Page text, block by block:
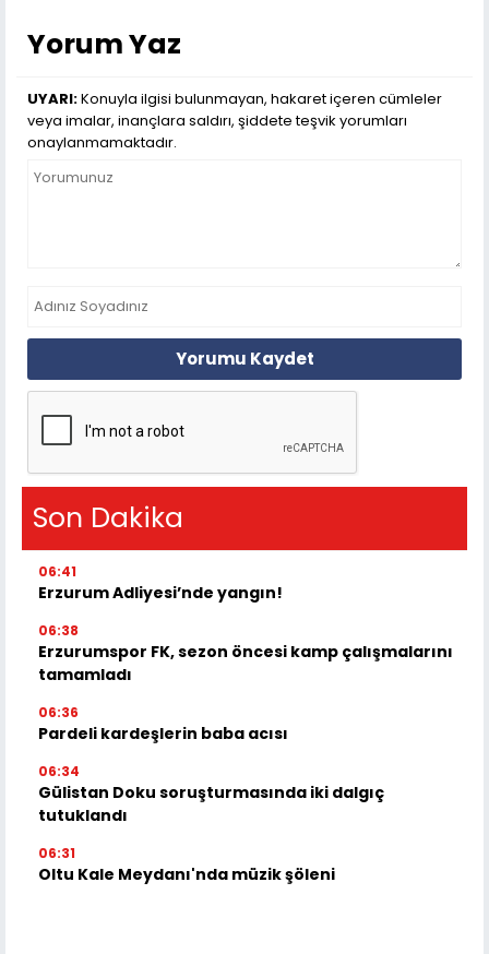
Yorum Yaz
UYARI:Konuyla ilgisi bulunmayan, hakaret içeren cümleler
veya imalar, inançlara saldırı, şiddete teşvik yorumları
onaylanmamaktadır.
Yorumu Kaydet
Son Dakika
06:41
Erzurum Adliyesi’nde yangın!
06:38
Erzurumspor FK, sezon öncesi kamp çalışmalarını
tamamladı
06:36
Pardeli kardeşlerin baba acısı
06:34
Gülistan Doku soruşturmasında iki dalgıç
tutuklandı
06:31
Oltu Kale Meydanı'nda müzik şöleni